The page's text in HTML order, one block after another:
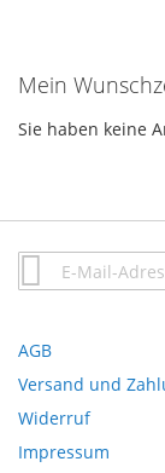
Mein
Sie haben keine
Anmeldung
zum
AGB
Versand und
Widerruf
Impressum